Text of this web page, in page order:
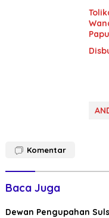
Komentar
Baca Juga
Dewan Pengupahan